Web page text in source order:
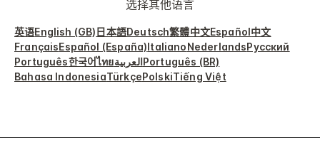
选择其他语言
英语English (GB)日本語Deutsch繁體中文Español中文
FrançaisEspañol (España)ItalianoNederlandsРусский
Português한국어ไทยالعربيةPortuguês (BR)
Bahasa IndonesiaTürkçePolskiTiếng Việt